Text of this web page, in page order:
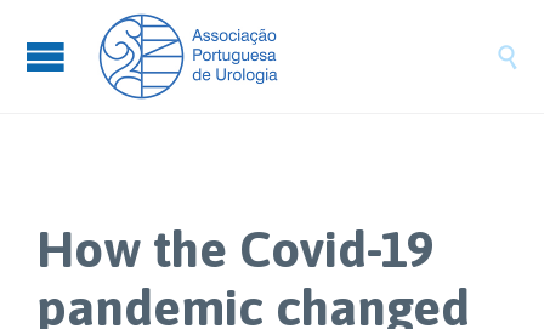

How the Covid-19
pandemic changed